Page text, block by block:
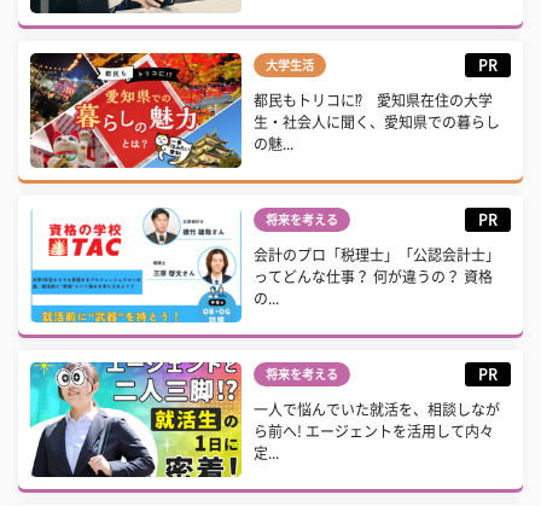
大学生活 PR
都民もトリコに⁉ 愛知県在住の大学
生・社会人に聞く、愛知県での暮らし
の魅...
将来を考える PR
会計のプロ「税理士」「公認会計士」
ってどんな仕事？ 何が違うの？ 資格
の...
将来を考える PR
一人で悩んでいた就活を、相談しなが
ら前へ! エージェントを活用して内々
定...